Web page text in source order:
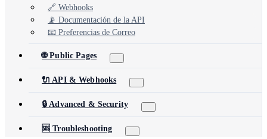
🔗 Webhooks
📡 Documentación de la API
📧 Preferencias de Correo
🌐 Public Pages
🔌 API & Webhooks
🔒 Advanced & Security
🆘 Troubleshooting